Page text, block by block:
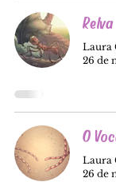
Relva
Laura
26 de
O
Laura
26 de